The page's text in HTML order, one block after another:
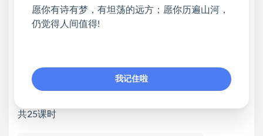
《高转化直播话术讲解》
03企业短视频流量体系
《短视频运营0-1策划》
共25课时
愿你有诗有梦，有坦荡的远方；愿你历遍山河，
仍觉得人间值得!
我记住啦